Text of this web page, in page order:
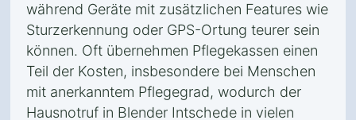
während Geräte mit zusätzlichen Features wie
Sturzerkennung oder GPS-Ortung teurer sein
können. Oft übernehmen Pflegekassen einen
Teil der Kosten, insbesondere bei Menschen
mit anerkanntem Pflegegrad, wodurch der
Hausnotruf in Blender Intschede in vielen